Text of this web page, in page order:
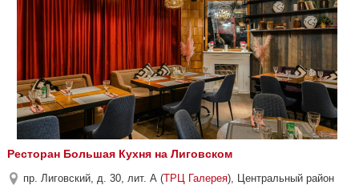
Ресторан Большая Кухня на Лиговском
пр. Лиговский, д. 30, лит. А (ТРЦ Галерея), Центральный район